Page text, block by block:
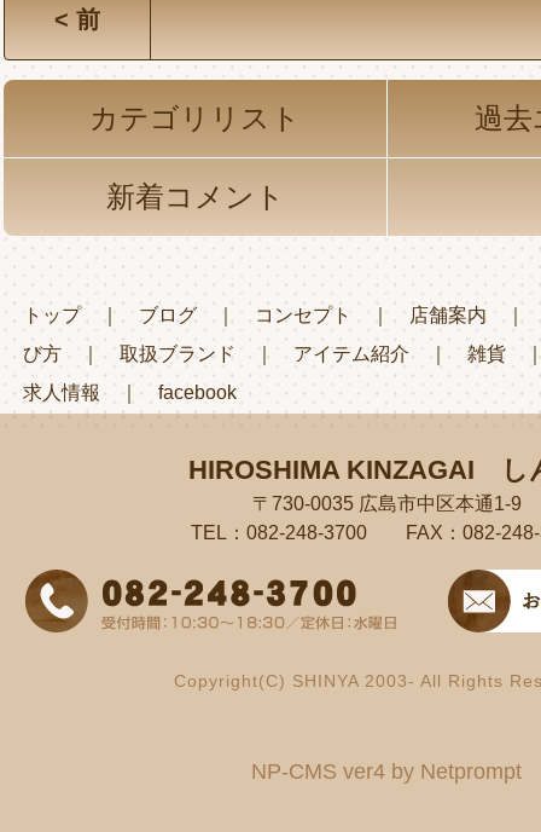
< 前
カテゴリリスト 過
新着コメント
トップ ｜ ブログ ｜ コンセプト ｜ 店舗案内
び方 ｜ 取扱ブランド ｜ アイテム紹介 ｜ 雑貨
求人情報 ｜ facebook
HIROSHIMA KINZAGAI し
〒730-0035 広島市中区本通1-9
TEL：082-248-3700 FAX：082-248-
Copyright(C) SHINYA 2003- All Rights
NP-CMS ver4 by Netprompt